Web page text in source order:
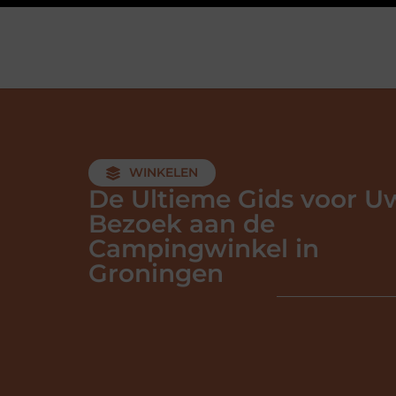
WINKELEN
De Ultieme Gids voor
Bezoek aan de
Campingwinkel in
Groningen